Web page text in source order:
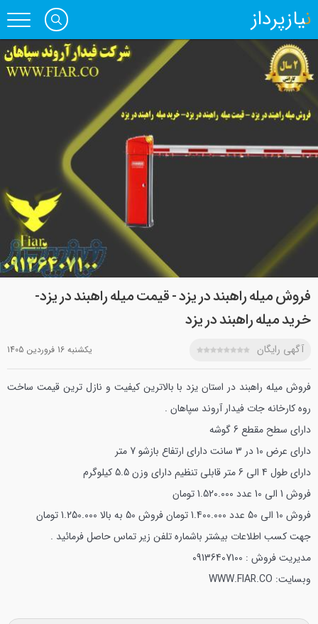
نیازپرداز
فروش میله راهبند در یزد - قیمت میله راهبند در یزد-
خرید میله راهبند در یزد
آگهی رایگان يکشنبه 16 فروردين 1405
فروش میله راهبند در استان یزد با بالاترین کیفیت و نازل ترین قیمت ساخت
روه کارخانه جات فیدار آروند سپاهان .
دارای سطح مقطع 6 گوشه
دارای عرض 10 در 3 سانت
دارای ارتفاع بازشو 7 متر
دارای طول 4 الی 6 متر قابلی تنظیم
دارای وزن 5.5 کیلوگرم
فروش 1 الی 10 عدد 1.520.000 تومان
فروش 10 الی 50 عدد 1.400.000 تومان
فروش 50 به بالا 1.250.000 تومان
جهت کسب اطلاعات بیشتر باشماره تلفن زیر تماس حاصل فرمائید .
مدیریت فروش : 09136407100
وبسایت: WWW.FIAR.CO